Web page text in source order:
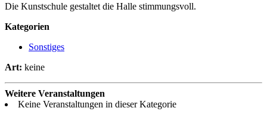
Die Kunstschule gestaltet die Halle stimmungsvoll.
Kategorien
Sonstiges
Art: keine
Weitere Veranstaltungen
Keine Veranstaltungen in dieser Kategorie